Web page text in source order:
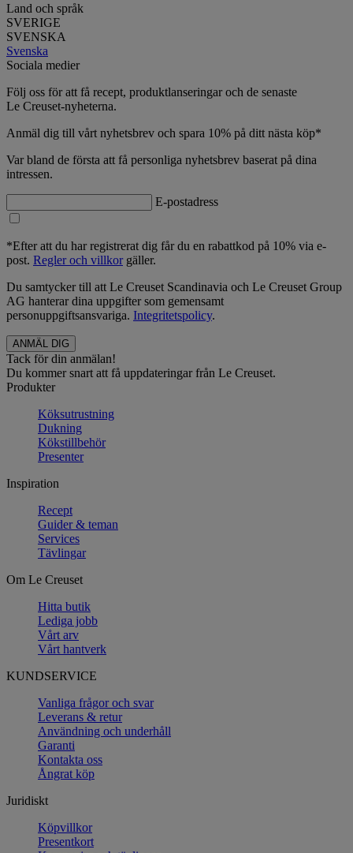
Land och språk
SVERIGE
SVENSKA
Svenska
Sociala medier
Följ oss för att få recept, produktlanseringar och de senaste
Le Creuset-nyheterna.
Anmäl dig till vårt nyhetsbrev och spara 10% på ditt nästa köp*
Var bland de första att få personliga nyhetsbrev baserat på dina
intressen.
E-postadress
*Efter att du har registrerat dig får du en rabattkod på 10% via e-
post. Regler och villkorgäller.
Du samtycker till att Le Creuset Scandinavia och Le Creuset Group
AG hanterar dina uppgifter som gemensamt
personuppgiftsansvariga. Integritetspolicy.
Tack för din anmälan!
Du kommer snart att få uppdateringar från Le Creuset.
Produkter
Köksutrustning
Dukning
Kökstillbehör
Presenter
Inspiration
Recept
Guider & teman
Services
Tävlingar
Om Le Creuset
Hitta butik
Lediga jobb
Vårt arv
Vårt hantverk
KUNDSERVICE
Vanliga frågor och svar
Leverans & retur
Användning och underhåll
Garanti
Kontakta oss
Ångrat köp
Juridiskt
Köpvillkor
Presentkort